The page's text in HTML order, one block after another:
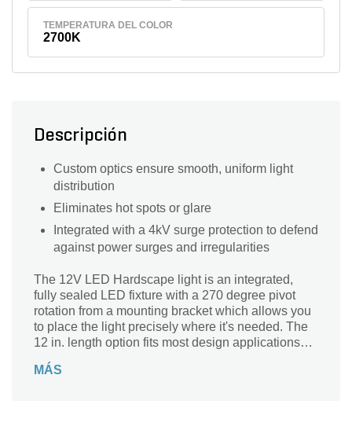
TEMPERATURA DEL COLOR
2700K
Descripción
Custom optics ensure smooth, uniform light
distribution
Eliminates hot spots or glare
Integrated with a 4kV surge protection to defend
against power surges and irregularities
The 12V LED Hardscape light is an integrated,
fully sealed LED fixture with a 270 degree pivot
rotation from a mounting bracket which allows you
to place the light precisely where it's needed. The
12 in. length option fits most design applications
(GRY) finish.
MÁS